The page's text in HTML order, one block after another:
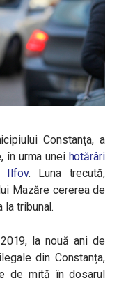
Constanța, a
în urma unei hotărâri
Ilfov. Luna trecută,
Mazăre cererea de
tribunal.
la nouă ani de
din Constanța,
de mită în dosarul